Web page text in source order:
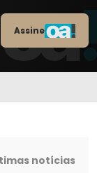
Assine
notícias